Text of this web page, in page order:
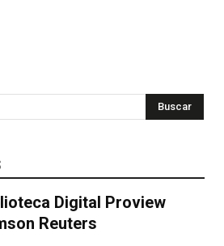
Buscar
Digital Proview
Reuters